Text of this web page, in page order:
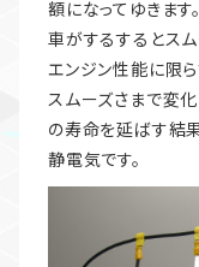
額になってゆきます
車がするするとス
エンジン性能に限
スムーズさまで変
の寿命を延ばす結
静電気です。